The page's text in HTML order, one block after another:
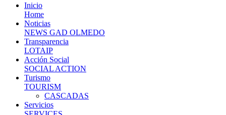
Inicio
Home
Noticias
NEWS GAD OLMEDO
Transparencia
LOTAIP
Acción Social
SOCIAL ACTION
Turismo
TOURISM
CASCADAS
Servicios